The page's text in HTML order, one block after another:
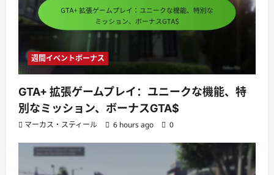
週間イベントボーナス
GTA+ 拡張ゲームプレイ：ユニークな機能、特
別なミッション、ボーナスGTA$
マーカス・スティール 6 hours ago 0